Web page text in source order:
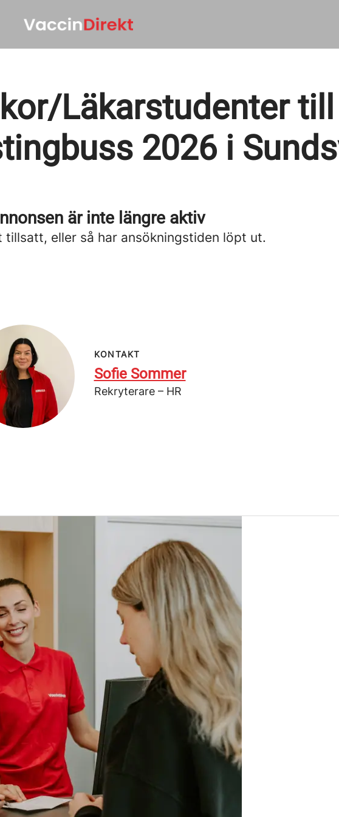
Läkarstudenter till
2026 i
är inte längre aktiv
tillsatt, eller så har ansökningstiden löpt ut.
KONTAKT
Sofie Sommer
Rekryterare – HR